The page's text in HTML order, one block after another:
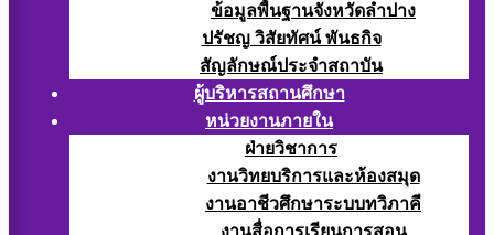
ข้อมูลพื้นฐานจังหวัดลำปาง
ปรัชญ วิสัยทัศน์ พันธกิจ
สัญลักษณ์ประจำสถาบัน
ผู้บริหารสถานศึกษา
หน่วยงานภายใน
ฝ่ายวิชาการ
งานวิทยบริการและห้องสมุด
งานอาชีวศึกษาระบบทวิภาคี
งานสื่อการเรียนการสอน